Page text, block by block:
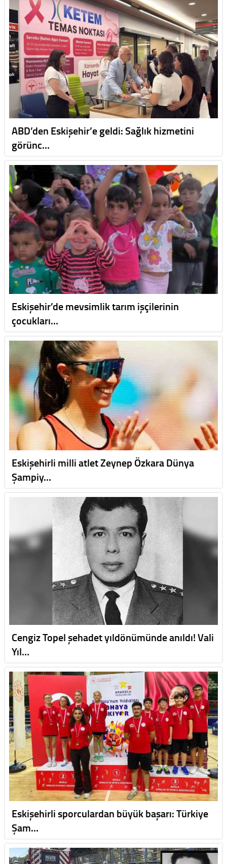
ABD’den Eskişehir’e geldi: Sağlık hizmetini
görünc…
Eskişehir’de mevsimlik tarım işçilerinin
çocukları…
Eskişehirli milli atlet Zeynep Özkara Dünya
Şampiy…
Cengiz Topel şehadet yıldönümünde anıldı! Vali
Yıl…
Eskişehirli sporculardan büyük başarı: Türkiye
Şam…